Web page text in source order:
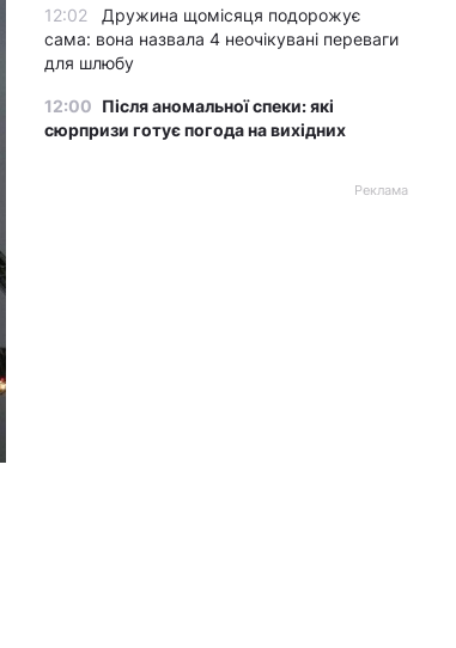
12:02
Дружина щомісяця подорожує
сама: вона назвала 4 неочікувані переваги
для шлюбу
12:00 Після аномальної спеки: які
сюрпризи готує погода на вихідних
Реклама